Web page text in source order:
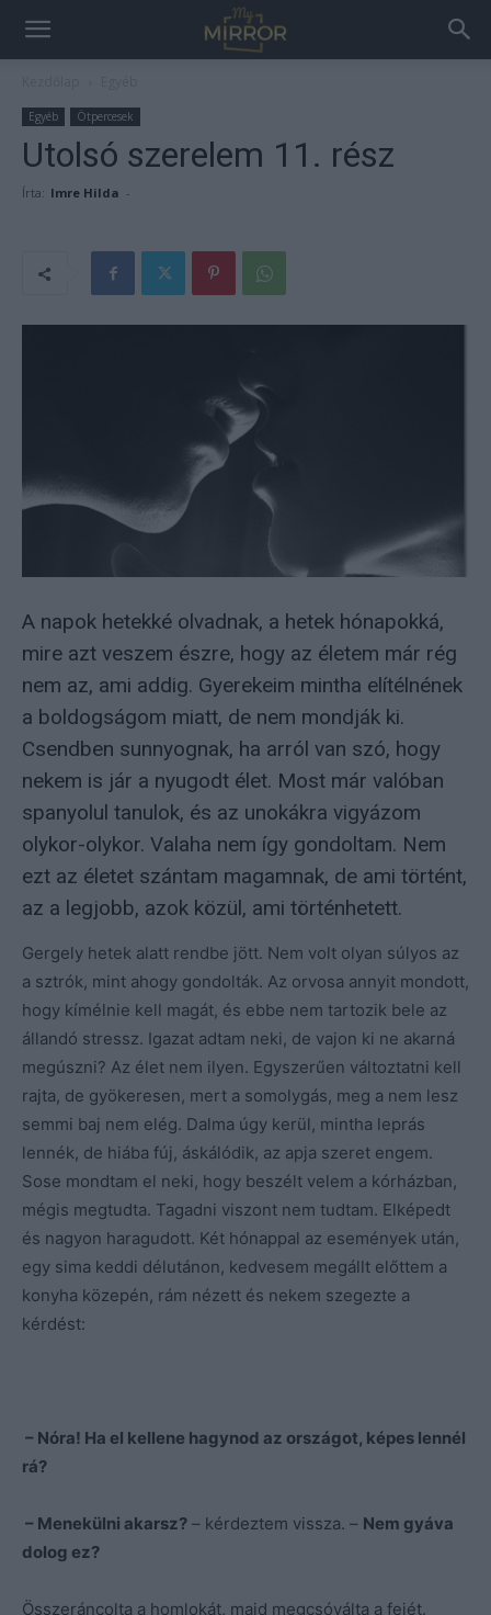
Egyéb Ötpercesek
Utolsó szerelem 11. rész
Írta: Imre Hilda -
A napok hetekké olvadnak, a hetek hónapokká,
mire azt veszem észre, hogy az életem már rég
nem az, ami addig. Gyerekeim mintha elítélnének
a boldogságom miatt, de nem mondják ki.
Csendben sunnyognak, ha arról van szó, hogy
nekem is jár a nyugodt élet. Most már valóban
spanyolul tanulok, és az unokákra vigyázom
olykor-olykor. Valaha nem így gondoltam. Nem
ezt az életet szántam magamnak, de ami történt,
az a legjobb, azok közül, ami történhetett.
Gergely hetek alatt rendbe jött. Nem volt olyan súlyos az
a sztrók, mint ahogy gondolták. Az orvosa annyit mondott,
hogy kímélnie kell magát, és ebbe nem tartozik bele az
állandó stressz. Igazat adtam neki, de vajon ki ne akarná
megúszni? Az élet nem ilyen. Egyszerűen változtatni kell
rajta, de gyökeresen, mert a somolygás, meg a nem lesz
semmi baj nem elég. Dalma úgy kerül, mintha leprás
lennék, de hiába fúj, áskálódik, az apja szeret engem.
Sose mondtam el neki, hogy beszélt velem a kórházban,
mégis megtudta. Tagadni viszont nem tudtam. Elképedt
és nagyon haragudott. Két hónappal az események után,
egy sima keddi délutánon, kedvesem megállt előttem a
konyha közepén, rám nézett és nekem szegezte a
kérdést:
– Nóra! Ha el kellene hagynod az országot, képes lennél
rá?
– Menekülni akarsz? – kérdeztem vissza. – Nem gyáva
dolog ez?
Összeráncolta a homlokát, majd megcsóválta a fejét.